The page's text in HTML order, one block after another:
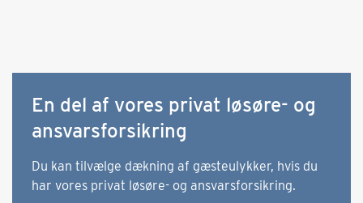
En del af vores privat løsøre- og
ansvarsforsikring
Du kan tilvælge dækning af gæsteulykker, hvis du
har vores privat løsøre- og ansvarsforsikring.